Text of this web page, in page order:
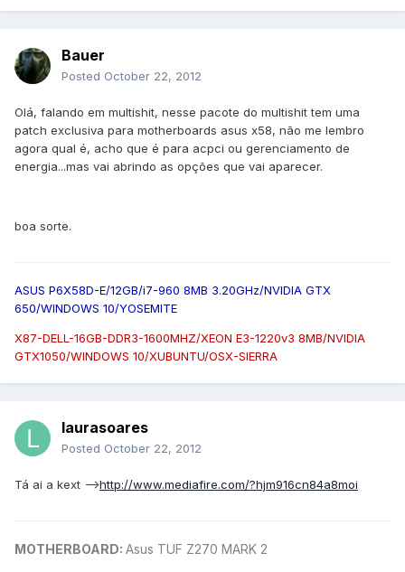
Bauer
Posted October 22, 2012
Olá, falando em multishit, nesse pacote do multishit tem uma
patch exclusiva para motherboards asus x58, não me lembro
agora qual é, acho que é para acpci ou gerenciamento de
energia...mas vai abrindo as opções que vai aparecer.
boa sorte.
ASUS P6X58D-E/12GB/i7-960 8MB 3.20GHz/NVIDIA GTX
650/WINDOWS 10/YOSEMITE
X87-DELL-16GB-DDR3-1600MHZ/XEON E3-1220v3 8MB/NVIDIA
GTX1050/WINDOWS 10/XUBUNTU/OSX-SIERRA
laurasoares
Posted October 22, 2012
Tá ai a kext -->http://www.mediafire.com/?hjm916cn84a8moi
MOTHERBOARD: Asus TUF Z270 MARK 2